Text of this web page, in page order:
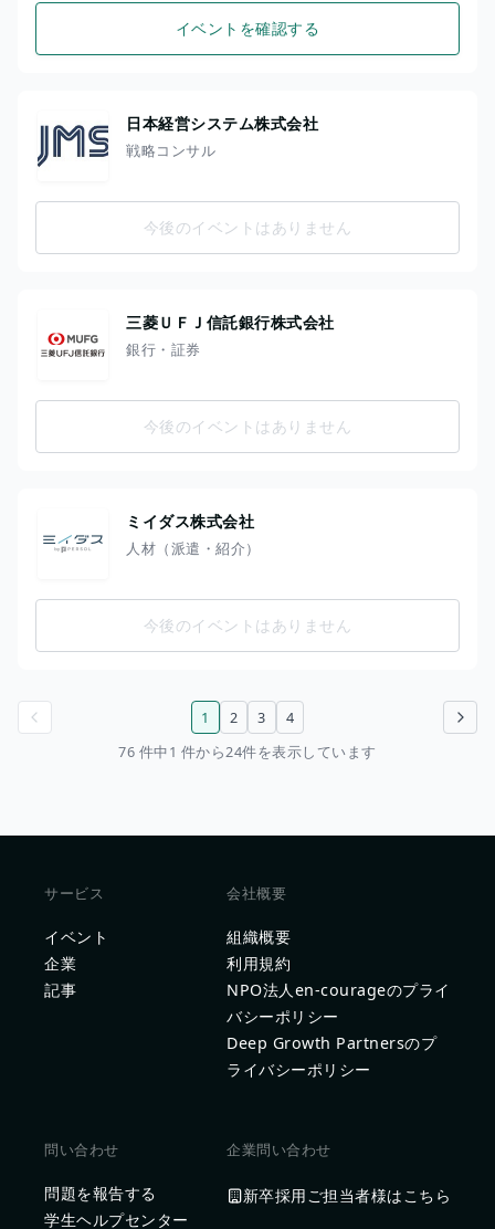
イベントを確認する
日本経営システム株式会社
戦略コンサル
今後のイベントはありません
三菱ＵＦＪ信託銀行株式会社
銀行・証券
今後のイベントはありません
ミイダス株式会社
人材（派遣・紹介）
今後のイベントはありません
次のページ
1 2 3
4
76 件中1 件から24件を表示しています
サービス
イベント
企業
記事
会社概要
組織概要
利用規約
NPO法人en-courageのプライ
バシーポリシー
Deep Growth Partnersのプ
ライバシーポリシー
問い合わせ
問題を報告する
学生ヘルプセンター
企業問い合わせ
新卒採用ご担当者様はこちら